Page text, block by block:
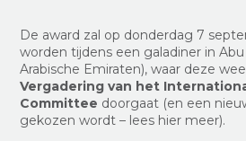
De award zal op donderdag 7
worden tijdens een galadiner in
Arabische Emiraten), waar deze
Vergadering van het
Committee doorgaat (en een
gekozen wordt – lees hier meer).